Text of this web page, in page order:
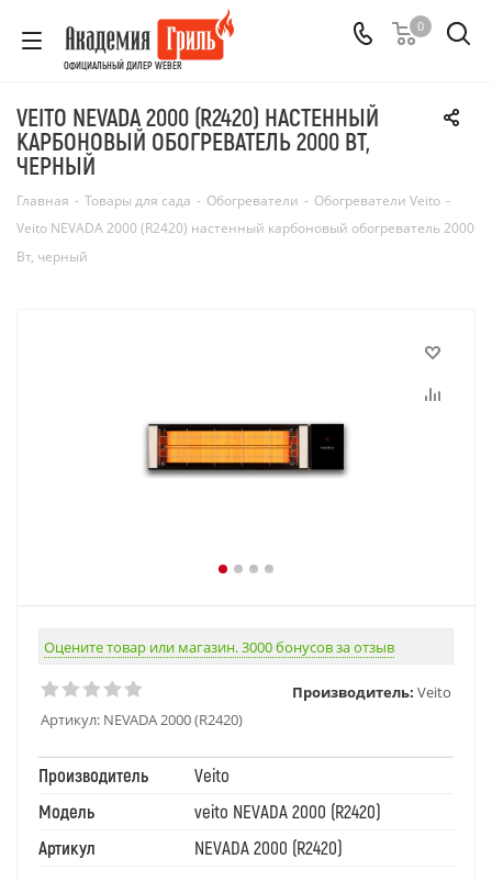
ОФИЦИАЛЬНЫЙ ДИЛЕР WEBER
0
VEITO NEVADA 2000 (R2420) НАСТЕННЫЙ
КАРБОНОВЫЙ ОБОГРЕВАТЕЛЬ 2000 ВТ,
ЧЕРНЫЙ
Главная - Товары для сада - Обогреватели - Обогреватели Veito -
Veito NEVADA 2000 (R2420) настенный карбоновый обогреватель 2000
Вт, черный
Оцените товар или магазин. 3000 бонусов за отзыв
Артикул: NEVADA 2000 (R2420)
Производитель: Veito
Производитель
Veito
Модель
veito NEVADA 2000 (R2420)
Артикул
NEVADA 2000 (R2420)